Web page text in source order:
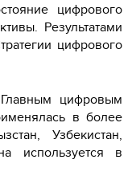
цифрового
Результатами
цифрового
цифровым
в более
Узбекистан,
используется в